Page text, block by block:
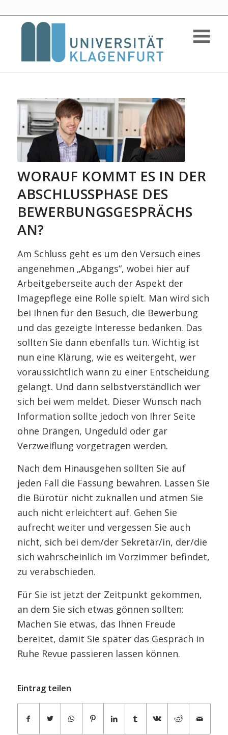
WORAUF KOMMT ES IN DER
ABSCHLUSSPHASE DES
BEWERBUNGSGESPRÄCHS
AN?
Am Schluss geht es um den Versuch eines
angenehmen „Abgangs“, wobei hier auf
Arbeitgeberseite auch der Aspekt der
Imagepflege eine Rolle spielt. Man wird sich
bei Ihnen für den Besuch, die Bewerbung
und das gezeigte Interesse bedanken. Das
sollten Sie dann ebenfalls tun. Wichtig ist
nun eine Klärung, wie es weitergeht, wer
voraussichtlich wann zu einer Entscheidung
gelangt. Und dann selbstverständlich wer
sich bei wem meldet. Dieser Wunsch nach
Information sollte jedoch von Ihrer Seite
ohne Drängen, Ungeduld oder gar
Verzweiflung vorgetragen werden.
Nach dem Hinausgehen sollten Sie auf
jeden Fall die Fassung bewahren. Lassen Sie
die Bürotür nicht zuknallen und atmen Sie
auch nicht erleichtert auf. Gehen Sie
aufrecht weiter und vergessen Sie auch
nicht, sich bei dem/der Sekretär/in, der/die
sich wahrscheinlich im Vorzimmer befindet,
zu verabschieden.
Für Sie ist jetzt der Zeitpunkt gekommen,
an dem Sie sich etwas gönnen sollten:
Machen Sie etwas, das Ihnen Freude
bereitet, damit Sie später das Gespräch in
Ruhe Revue passieren lassen können.
Eintrag teilen